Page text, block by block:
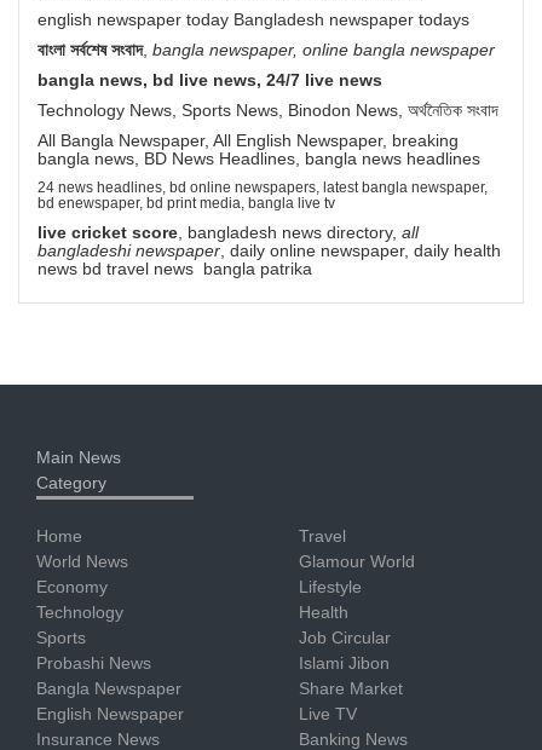
english newspaper today Bangladesh newspaper todays
বাংলা সর্বশেষ সংবাদ, bangla newspaper, online bangla newspaper
bangla news, bd live news, 24/7 live news
Technology News, Sports News, Binodon News, অর্থনৈতিক সংবাদ
All Bangla Newspaper, All English Newspaper, breaking
bangla news, BD News Headlines, bangla news headlines
24 news headlines, bd online newspapers, latest bangla newspaper,
bd enewspaper, bd print media, bangla live tv
live cricket score , bangladesh news directory, all
bangladeshi newspaper , daily online newspaper, daily health
news bd travel news bangla patrika
Main News
Category
Home
World News
Economy
Technology
Sports
Probashi News
Bangla Newspaper
English Newspaper
Insurance News
Travel
Glamour World
Lifestyle
Health
Job Circular
Islami Jibon
Share Market
Live TV
Banking News